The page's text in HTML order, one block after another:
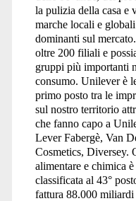
la pulizia della casa e
marche locali e
dominanti sul
oltre 200 filiali e
gruppi più importanti
consumo. Unilever è
primo posto tra le
sul nostro territorio
che fanno capo a
Lever Fabergè, Van
Cosmetics, Diversey.
alimentare e chimica
classificata al 43°
fattura 88.000